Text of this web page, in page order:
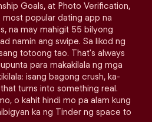
Goals, at Photo Verification,
popular dating app na
na may mahigit 55 bilyong
namin ang swipe. Sa likod ng
totoong tao. That's always
para makakilala ng mga
isang bagong crush, ka-
turns into something real.
o kahit hindi mo pa alam kung
ka ng Tinder ng space to